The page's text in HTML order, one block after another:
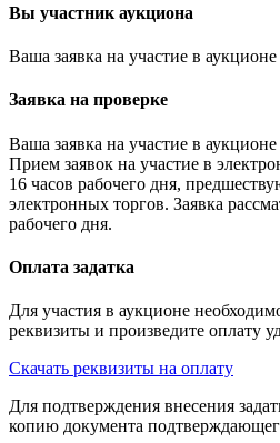
Вы участник аукциона
Ваша заявка на участие в
Заявка на проверке
Ваша заявка на участие в
Прием заявок на участие в
16 часов рабочего дня,
электронных торгов. Заявка
рабочего дня.
Оплата задатка
Для участия в аукционе
реквизиты и произведите оплату
Скачать реквизиты на оплату
Для подтверждения внесения
копию документа